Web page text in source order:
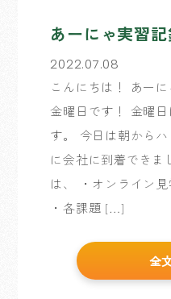
あーにゃ実習記
2022.07.08
こんにちは！ あー
金曜日です！ 金曜
す。 今日は朝から
に会社に到着できま
は、 ・オンライン
・各課題 […]
全